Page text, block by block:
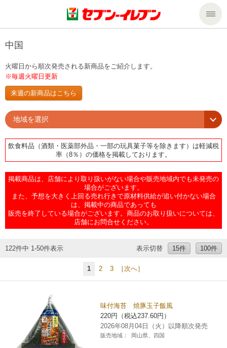
商品のご案内
商品のご案内トップ
今週の新商品
来週の新商品
商品カテゴリ一覧
セブンプレミアム
食の安全・安心への取組み
プリペイドカード・金券
ニンテンドー・ダウンロードカード
セール・キャンペーン
サービス
サービストップ
マルチコピー機でできること
マルチコピー機でできることトップ
ファクス
便利なサービス
セブン銀行ATM
ご利用可能なお支払い方法
チケットぴあ
イープラス
セブン‐イレブンでお受取り
タワーレコード
セブンネットショッピング
停電時のサービス停止のお知らせ
企業情報
企業情報トップ
ごあいさつ
貸借対照表・損益計算書
私たちの取組み
サステナビリティトップ
セブン＆アイ・ホールディングスの重点課題
サステナビリティ活動基本方針
サステナビリティ推進体制
GREEN CHALLENGE 2050
アルバイト情報 採用情報
ネットショッピング
お問い合わせ
Language
中国
火曜日から順次発売される新商品をご紹介します。
※毎週火曜日更新
来週の新商品はこちら
地域を選択
飲食料品（酒類・医薬部外品・一部の玩具菓子等を除きます）は軽減税
率（8％）の価格を掲載しております。
掲載商品は、店舗により取り扱いがない場合や販売地域内でも未発売の
場合がございます。
また、予想を大きく上回る売れ行きで原材料供給が追い付かない場合
は、掲載中の商品であっても
販売を終了している場合がございます。商品のお取り扱いについては、
店舗にお問合せください。
122件中 1-50件表示 表示切替 15件 100件
1 2 3 ［次へ］
味付海苔 焼豚玉子飯風
220円（税込237.60円）
2026年08月04日（火）以降順次発売
販売地域： 岡山県、四国